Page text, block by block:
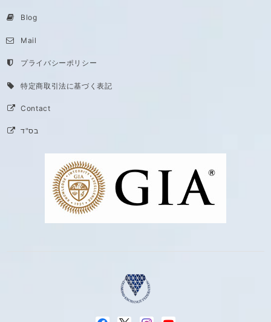
Blog
Mail
プライバシーポリシー
特定商取引法に基づく表記
Contact
בס"ד